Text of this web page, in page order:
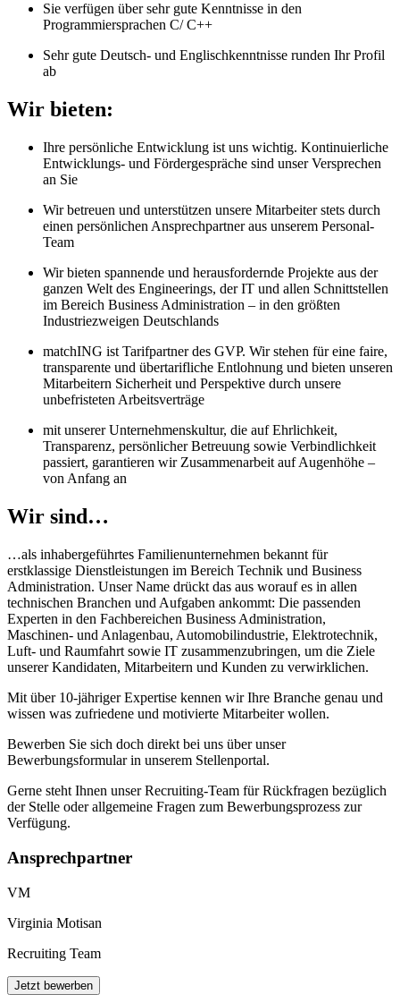
Sie verfügen über sehr gute Kenntnisse in den
Programmiersprachen C/ C++
Sehr gute Deutsch- und Englischkenntnisse runden Ihr Profil
ab
Wir bieten:
Ihre persönliche Entwicklung ist uns wichtig. Kontinuierliche
Entwicklungs- und Fördergespräche sind unser Versprechen
an Sie
Wir betreuen und unterstützen unsere Mitarbeiter stets durch
einen persönlichen Ansprechpartner aus unserem Personal-
Team
Wir bieten spannende und herausfordernde Projekte aus der
ganzen Welt des Engineerings, der IT und allen Schnittstellen
im Bereich Business Administration – in den größten
Industriezweigen Deutschlands
matchING ist Tarifpartner des GVP. Wir stehen für eine faire,
transparente und übertarifliche Entlohnung und bieten unseren
Mitarbeitern Sicherheit und Perspektive durch unsere
unbefristeten Arbeitsverträge
mit unserer Unternehmenskultur, die auf Ehrlichkeit,
Transparenz, persönlicher Betreuung sowie Verbindlichkeit
passiert, garantieren wir Zusammenarbeit auf Augenhöhe –
von Anfang an
Wir sind…
…als inhabergeführtes Familienunternehmen bekannt für
erstklassige Dienstleistungen im Bereich Technik und Business
Administration. Unser Name drückt das aus worauf es in allen
technischen Branchen und Aufgaben ankommt: Die passenden
Experten in den Fachbereichen Business Administration,
Maschinen- und Anlagenbau, Automobilindustrie, Elektrotechnik,
Luft- und Raumfahrt sowie IT zusammenzubringen, um die Ziele
unserer Kandidaten, Mitarbeitern und Kunden zu verwirklichen.
Mit über 10-jähriger Expertise kennen wir Ihre Branche genau und
wissen was zufriedene und motivierte Mitarbeiter wollen.
Bewerben Sie sich doch direkt bei uns über unser
Bewerbungsformular in unserem Stellenportal.
Gerne steht Ihnen unser Recruiting-Team für Rückfragen bezüglich
der Stelle oder allgemeine Fragen zum Bewerbungsprozess zur
Verfügung.
Ansprechpartner
VM
Virginia Motisan
Recruiting Team
Jetzt bewerben